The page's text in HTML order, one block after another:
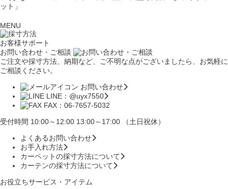
ット」
MENU
お客様サポート
お問い合わせ・ご相談
ご注文や採寸方法、納期など、ご不明な点がございましたら、お気軽に
ご相談ください。
お問い合わせ
LINE：@uyx7550
FAX：06-7657-5032
受付時間 10:00～12:00 13:00～17:00 （土日祝休）
よくあるお問い合わせ
お手入れ方法
カーペットの採寸方法について
カーテンの採寸方法について
お役立ちサービス・アイテム